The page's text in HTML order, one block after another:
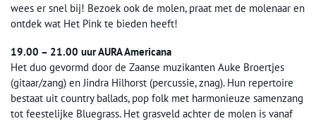
wees er snel bij! Bezoek ook de molen, praat met de molenaar en
ontdek wat Het Pink te bieden heeft!
19.00 – 21.00 uur AURA Americana
Het duo gevormd door de Zaanse muzikanten Auke Broertjes
(gitaar/zang) en Jindra Hilhorst (percussie, znag). Hun repertoire
bestaat uit country ballads, pop folk met harmonieuze samenzang
tot feestelijke Bluegrass. Het grasveld achter de molen is vanaf